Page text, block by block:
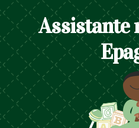
Assistante